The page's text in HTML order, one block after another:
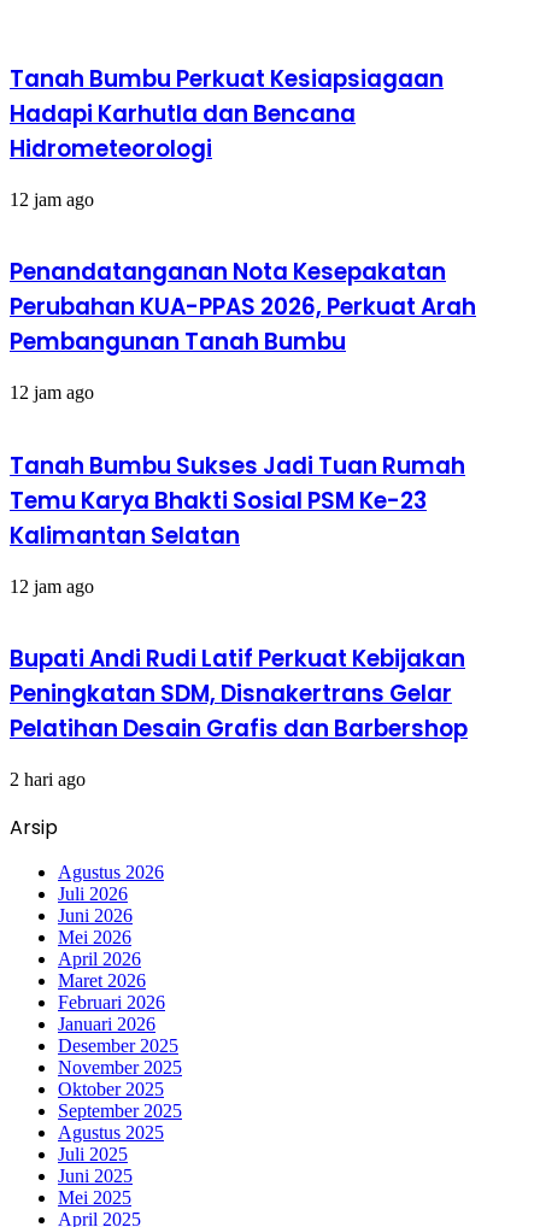
Tanah Bumbu Perkuat Kesiapsiagaan
Hadapi Karhutla dan Bencana
Hidrometeorologi
12 jam ago
Penandatanganan Nota Kesepakatan
Perubahan KUA-PPAS 2026, Perkuat Arah
Pembangunan Tanah Bumbu
12 jam ago
Tanah Bumbu Sukses Jadi Tuan Rumah
Temu Karya Bhakti Sosial PSM Ke-23
Kalimantan Selatan
12 jam ago
Bupati Andi Rudi Latif Perkuat Kebijakan
Peningkatan SDM, Disnakertrans Gelar
Pelatihan Desain Grafis dan Barbershop
2 hari ago
Arsip
Agustus 2026
Juli 2026
Juni 2026
Mei 2026
April 2026
Maret 2026
Februari 2026
Januari 2026
Desember 2025
November 2025
Oktober 2025
September 2025
Agustus 2025
Juli 2025
Juni 2025
Mei 2025
April 2025